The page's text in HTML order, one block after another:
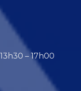
– 17h00